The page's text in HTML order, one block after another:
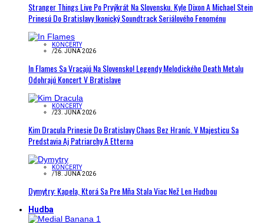
Stranger Things Live Po Prvýkrát Na Slovensku. Kyle Dixon A Michael Stein
Prinesú Do Bratislavy Ikonický Soundtrack Seriálového Fenoménu
KONCERTY
/26. JÚNA 2026
In Flames Sa Vracajú Na Slovensko! Legendy Melodického Death Metalu
Odohrajú Koncert V Bratislave
KONCERTY
/23. JÚNA 2026
Kim Dracula Prinesie Do Bratislavy Chaos Bez Hraníc. V Majesticu Sa
Predstavia Aj Patriarchy A Etterna
KONCERTY
/18. JÚNA 2026
Dymytry: Kapela, Ktorá Sa Pre Mňa Stala Viac Než Len Hudbou
Hudba